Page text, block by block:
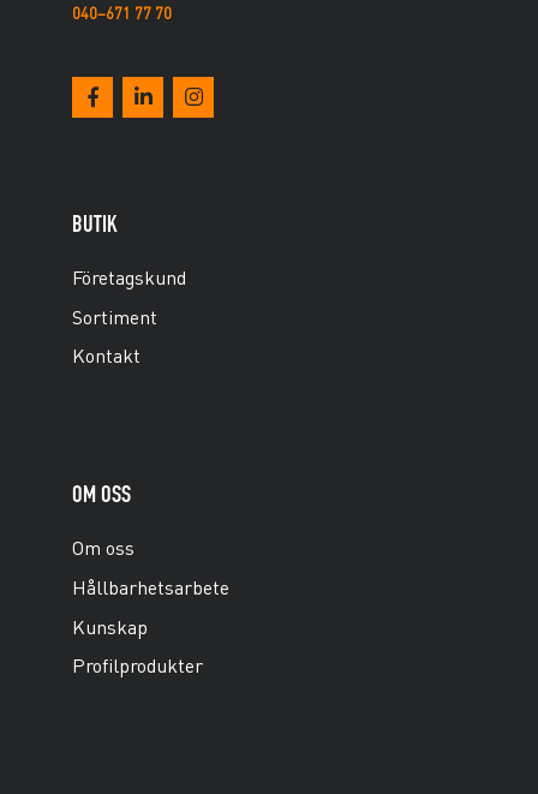
040–671 77 70
BUTIK
Företagskund
Sortiment
Kontakt
OM OSS
Om oss
Hållbarhetsarbete
Kunskap
Profilprodukter